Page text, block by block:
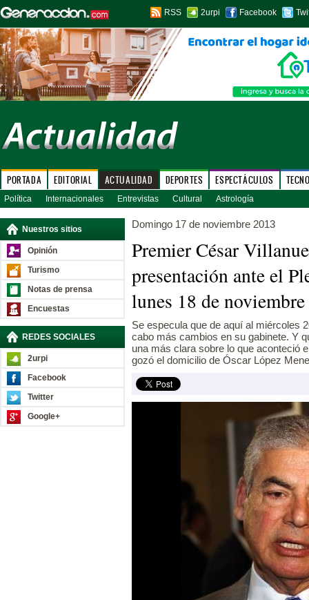
RSS 2urpi Facebook
PORTADA EDITORIAL ACTUALIDAD DEPORTES ESPECTÁCULOS
Política Internacionales Entrevistas Cultural Astrología
Nuestros sitios
Opinión
Turismo
Notas de prensa
Encuestas
REDES SOCIALES
2urpi
Facebook
Twitter
Google+
Domingo 17 de noviembre 2013
Premier César
presentación ante el
lunes 18 de noviembre
Se especula que de aquí al miércoles
cabo más cambios en su gabinete. Y
una más clara sobre lo que aconteció
gozó el domicilio de Óscar López